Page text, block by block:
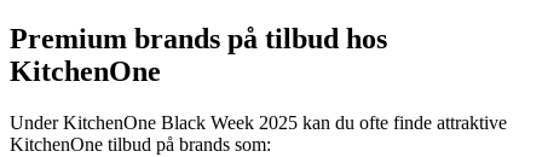
Premium brands på tilbud hos
KitchenOne
Under KitchenOne Black Week 2025 kan du ofte finde attraktive
KitchenOne tilbud på brands som: